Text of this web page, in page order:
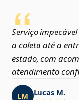
Serviço
a coleta até a
estado, com
atendimento
LM Lucas M.